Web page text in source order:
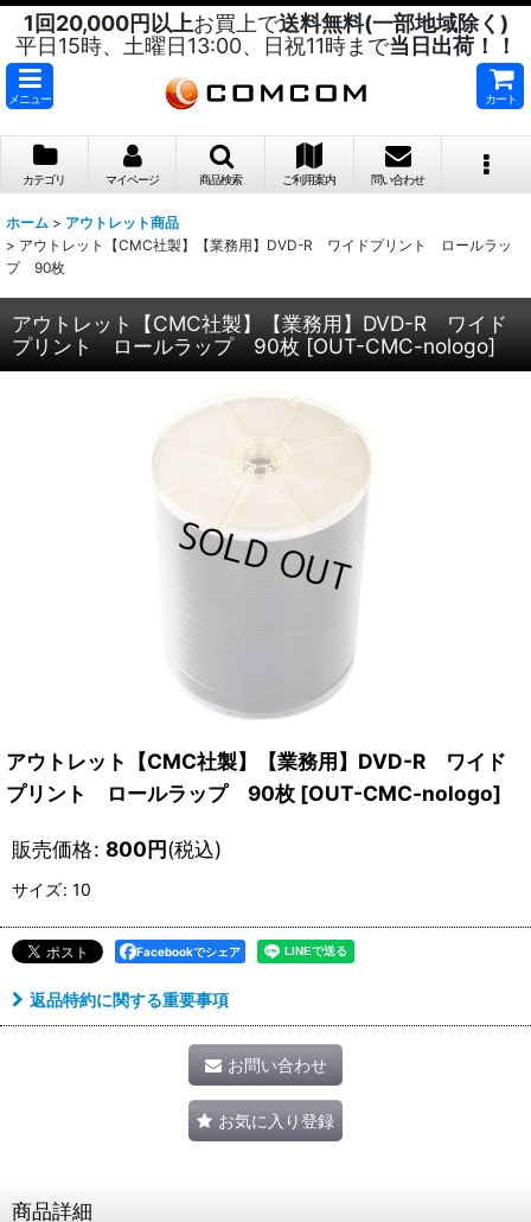
1回20,000円以上お買上で送料無料(一部地域除く)
平日15時、土曜日13:00、日祝11時まで当日出荷！！
メニュー カート
カテゴリ マイページ 商品検索 ご利用案内 問い合わせ
ホーム > アウトレット商品
> アウトレット【CMC社製】【業務用】DVD-R ワイドプリント ロールラッ
プ 90枚
アウトレット【CMC社製】【業務用】DVD-R ワイド
プリント ロールラップ 90枚 [OUT-CMC-nologo]
アウトレット【CMC社製】【業務用】DVD-R ワイド
プリント ロールラップ 90枚 [OUT-CMC-nologo]
販売価格: 800円(税込)
サイズ: 10
Facebookでシェア
返品特約に関する重要事項
お問い合わせ
お気に入り登録
商品詳細